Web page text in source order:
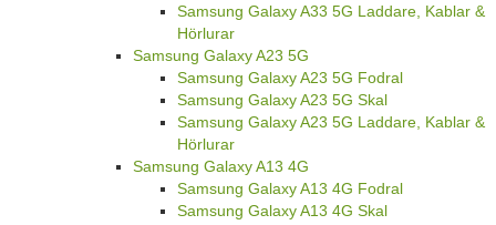
Samsung Galaxy A33 5G Laddare, Kablar &
Hörlurar
Samsung Galaxy A23 5G
Samsung Galaxy A23 5G Fodral
Samsung Galaxy A23 5G Skal
Samsung Galaxy A23 5G Laddare, Kablar &
Hörlurar
Samsung Galaxy A13 4G
Samsung Galaxy A13 4G Fodral
Samsung Galaxy A13 4G Skal